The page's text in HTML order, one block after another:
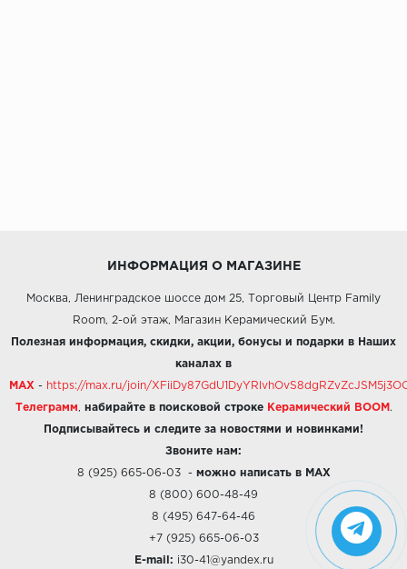
ИНФОРМАЦИЯ О МАГАЗИНЕ
Москва, Ленинградское шоссе дом 25, Торговый Центр Family
Room, 2-ой этаж, Магазин Керамический Бум.
Полезная информация, скидки, акции, бонусы и подарки в Наших
каналах в
MAX - https://max.ru/join/
Телеграмм набирайте в поисковой строке Керамический BOOM .
Подписывайтесь и следите за новостями и новинками!
Звоните нам:
8 (925) 665-06-03- можно написать в MAX
8 (800) 600-48-49
8 (495) 647-64-46
+7 (925) 665-06-03
E-mail: i30-41@yandex.ru